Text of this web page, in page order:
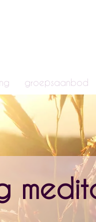
groepsaanbod